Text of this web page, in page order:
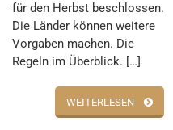
für den Herbst beschlossen.
Die Länder können weitere
Vorgaben machen. Die
Regeln im Überblick. […]
WEITERLESEN